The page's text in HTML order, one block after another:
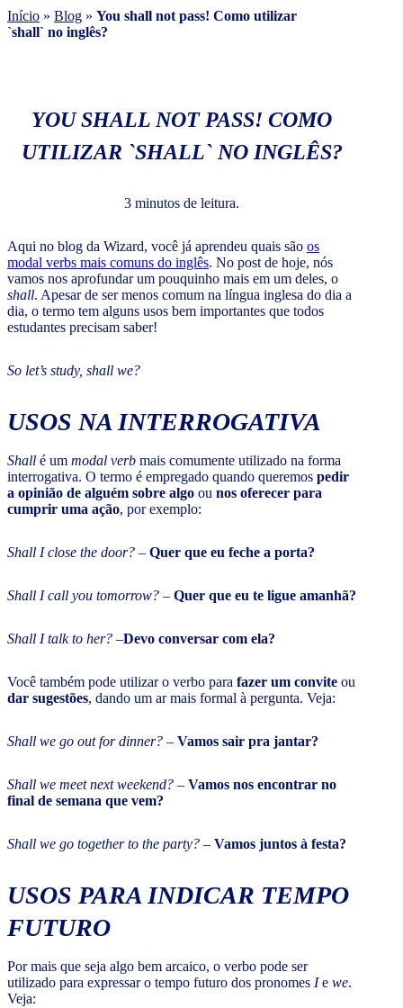
Início » Blog » You shall not pass! Como utilizar
`shall` no inglês?
YOU SHALL NOT PASS! COMO
UTILIZAR `SHALL` NO INGLÊS?
3 minutos de leitura.
Aqui no blog da Wizard, você já aprendeu quais são os
modal verbs mais comuns do inglês. No post de hoje, nós
vamos nos aprofundar um pouquinho mais em um deles, o
shall. Apesar de ser menos comum na língua inglesa do dia a
dia, o termo tem alguns usos bem importantes que todos
estudantes precisam saber!
So let’s study, shall we?
USOS NA INTERROGATIVA
Shall é um modal verb mais comumente utilizado na forma
interrogativa. O termo é empregado quando queremos pedir
a opinião de alguém sobre algo ou nos oferecer para
cumprir uma ação, por exemplo:
Shall I close the door? – Quer que eu feche a porta?
Shall I call you tomorrow? – Quer que eu te ligue amanhã?
Shall I talk to her? –Devo conversar com ela?
Você também pode utilizar o verbo para fazer um convite ou
dar sugestões, dando um ar mais formal à pergunta. Veja:
Shall we go out for dinner? – Vamos sair pra jantar?
Shall we meet next weekend? – Vamos nos encontrar no
final de semana que vem?
Shall we go together to the party? – Vamos juntos à festa?
USOS PARA INDICAR TEMPO
FUTURO
Por mais que seja algo bem arcaico, o verbo pode ser
utilizado para expressar o tempo futuro dos pronomes Ie we.
Veja: